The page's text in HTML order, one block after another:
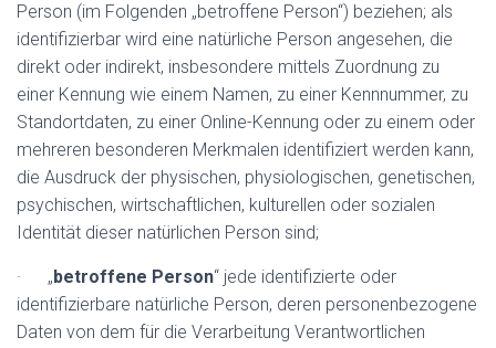
Person (im Folgenden „betroffene Person“) beziehen; als
identifizierbar wird eine natürliche Person angesehen, die
direkt oder indirekt, insbesondere mittels Zuordnung zu
einer Kennung wie einem Namen, zu einer Kennnummer, zu
Standortdaten, zu einer Online-Kennung oder zu einem oder
mehreren besonderen Merkmalen identifiziert werden kann,
die Ausdruck der physischen, physiologischen, genetischen,
psychischen, wirtschaftlichen, kulturellen oder sozialen
Identität dieser natürlichen Person sind;
· „betroffene Person“ jede identifizierte oder
identifizierbare natürliche Person, deren personenbezogene
Daten von dem für die Verarbeitung Verantwortlichen